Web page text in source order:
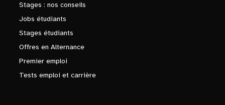
Stages : nos conseils
Jobs étudiants
Stages étudiants
Offres en Alternance
Premier emploi
Tests emploi et carrière